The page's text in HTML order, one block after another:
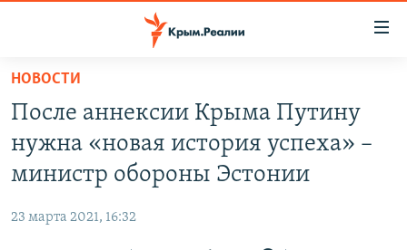
Вернуться
основному
содержанию
Вернутся
главной
навигации11 ЛЕТ ОККУПАЦИИ КРЫМА. 11 ИСТОРИЙ СОПРОТИВЛЕНИЯ
ВОДА
ЕЩЕ
НОВОСТИ
После аннексии Крыма Путину
нужна «новая история успеха» –
министр обороны Эстонии
23 марта 2021, 16:32